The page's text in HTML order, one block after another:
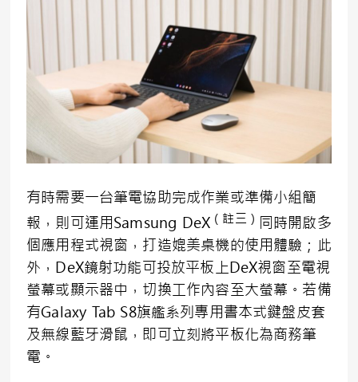
有時需要一台筆電協助完成作業或準備小組簡
報，則可運用Samsung DeX （註三） 同時開啟多
個應用程式視窗，打造媲美桌機的使用體驗；此
外，DeX鏡射功能可投放平板上DeX視窗至電視
螢幕或顯示器中，切換工作內容至大螢幕。若備
有Galaxy Tab S8旗艦系列專用書本式鍵盤皮套
及無線藍牙滑鼠，即可立刻將平板化為商務筆
電。